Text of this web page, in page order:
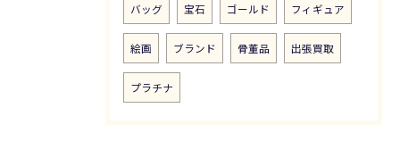
バッグ 宝石 ゴールド フィギュア
絵画 ブランド 骨董品 出張買取
プラチナ